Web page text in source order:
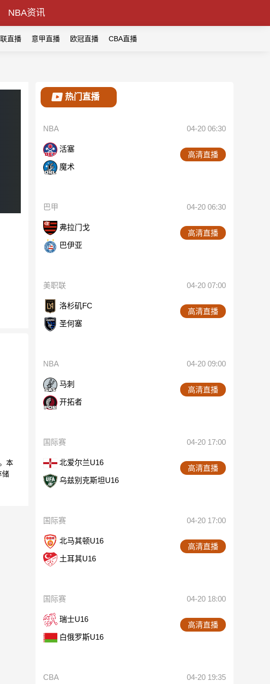
NBA资讯
直播 意甲直播 欧冠直播 CBA直播
本
储
热门直播
NBA 04-20 06:30
活塞
魔术
高清直播
巴甲 04-20 06:30
弗拉门戈
巴伊亚
高清直播
美职联 04-20 07:00
洛杉矶FC
圣何塞
高清直播
NBA 04-20 09:00
马刺
开拓者
高清直播
国际赛 04-20 17:00
北爱尔兰U16
乌兹别克斯坦U16
高清直播
国际赛 04-20 17:00
北马其顿U16
土耳其U16
高清直播
国际赛 04-20 18:00
瑞士U16
白俄罗斯U16
高清直播
CBA 04-20 19:35